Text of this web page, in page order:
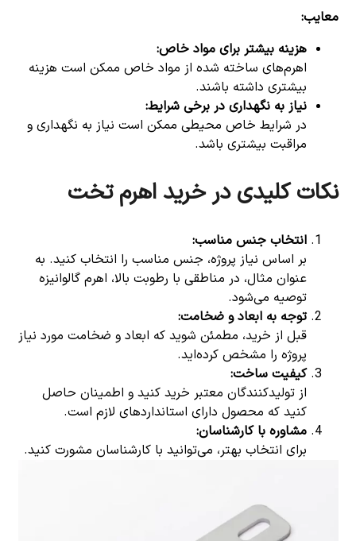
معایب:
هزینه بیشتر برای مواد خاص:
اهرم‌های ساخته شده از مواد خاص ممکن است هزینه
بیشتری داشته باشند.
نیاز به نگهداری در برخی شرایط:
در شرایط خاص محیطی ممکن است نیاز به نگهداری و
مراقبت بیشتری باشد.
نکات کلیدی در خرید اهرم تخت
انتخاب جنس مناسب:
بر اساس نیاز پروژه، جنس مناسب را انتخاب کنید. به
عنوان مثال، در مناطقی با رطوبت بالا، اهرم گالوانیزه
توصیه می‌شود.
توجه به ابعاد و ضخامت:
قبل از خرید، مطمئن شوید که ابعاد و ضخامت مورد نیاز
پروژه را مشخص کرده‌اید.
کیفیت ساخت:
از تولیدکنندگان معتبر خرید کنید و اطمینان حاصل
کنید که محصول دارای استانداردهای لازم است.
مشاوره با کارشناسان:
برای انتخاب بهتر، می‌توانید با کارشناسان مشورت کنید.